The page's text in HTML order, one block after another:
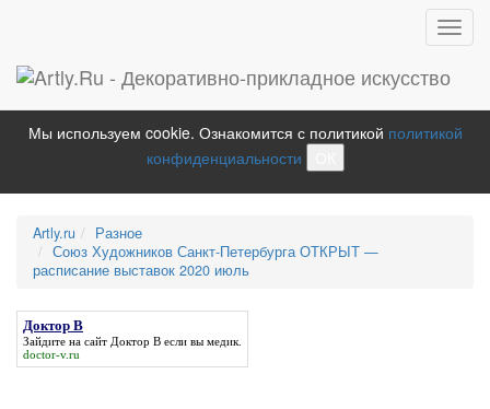
Мы используем cookie. Ознакомится с политикой политикой
конфиденциальности
Artly.ru
Разное
Союз Художников Санкт-Петербурга ОТКРЫТ —
расписание выставок 2020 июль
Доктор В
Зайдите на сайт Доктор В если вы медик.
doctor-v.ru